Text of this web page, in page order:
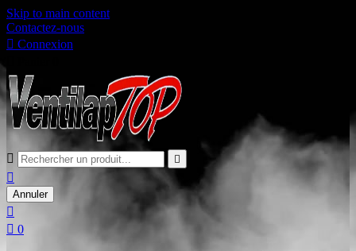
Skip to main content
Contactez-nous
 Connexion
 

Annuler

 0